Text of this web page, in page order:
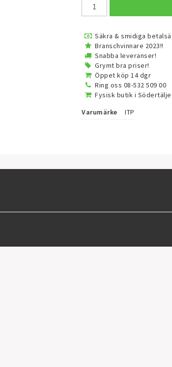
Säkra & smidiga
Branschvinnare 2023!!
Snabba leveranser!
Grymt bra priser!
Öppet köp 14 dgr
Ring oss 08-532 509 00
Fysisk butik i Södertälje
Varumärke
ITP